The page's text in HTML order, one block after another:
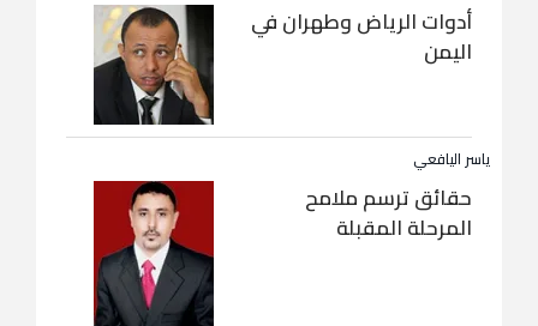
أدوات الرياض وطهران في
اليمن
ياسر اليافعي
حقائق ترسم ملامح
المرحلة المقبلة